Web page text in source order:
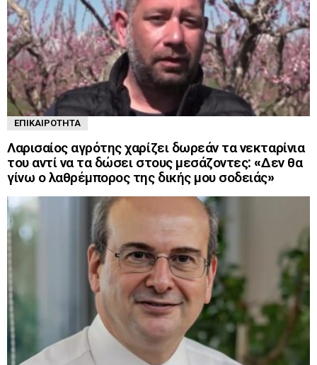
ΕΠΙΚΑΙΡΌΤΗΤΑ
Λαρισαίος αγρότης χαρίζει δωρεάν τα νεκταρίνια
του αντί να τα δώσει στους μεσάζοντες: «Δεν θα
γίνω ο λαθρέμπορος της δικής μου σοδειάς»